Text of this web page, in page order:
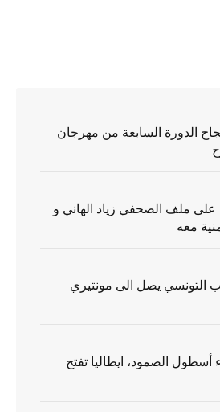
الدورة السابعة من مهرجان
على ملف الصحفي زياد الهاني و
معه
التونسي يصل الى مونتيري
أسطول الصمود، ايطاليا تفتح